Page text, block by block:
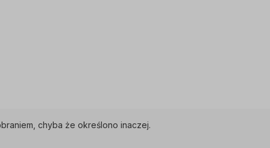
automatycznie wyświetlanym
czasem wymiany Sekwencje
chyba że określono inaczej.